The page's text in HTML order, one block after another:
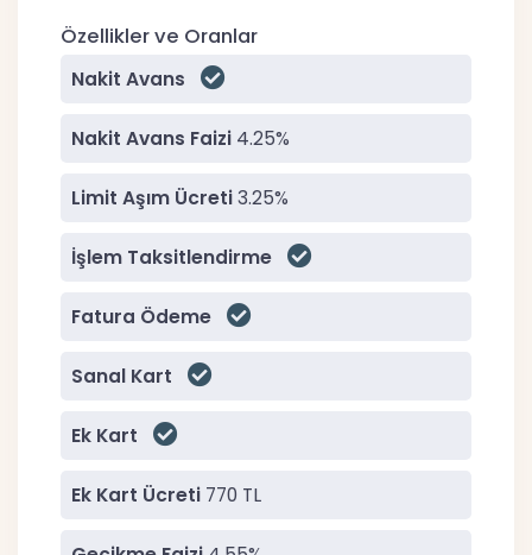
Özellikler ve Oranlar
Nakit Avans
Nakit Avans Faizi 4.25%
Limit Aşım Ücreti3.25%
İşlem Taksitlendirme
Fatura Ödeme
Sanal Kart
Ek Kart
Ek Kart Ücreti 770 TL